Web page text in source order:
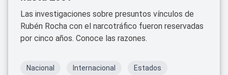
Las investigaciones sobre presuntos vínculos de
Rubén Rocha con el narcotráfico fueron reservadas
por cinco años. Conoce las razones.
Nacional Internacional
Estados